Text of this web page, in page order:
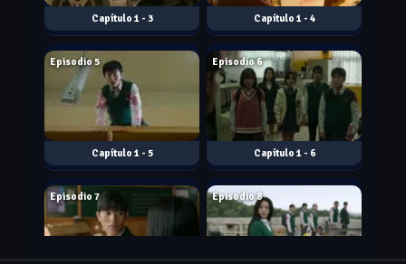
1 - 3 1 - 4
1 - 5
Episodio 5
Jan. 28, 2022
1 - 6
Episodio 6
Jan. 28, 2022
Episodio 7
Jan. 28, 2022
Episodio 8
Jan. 28, 2022